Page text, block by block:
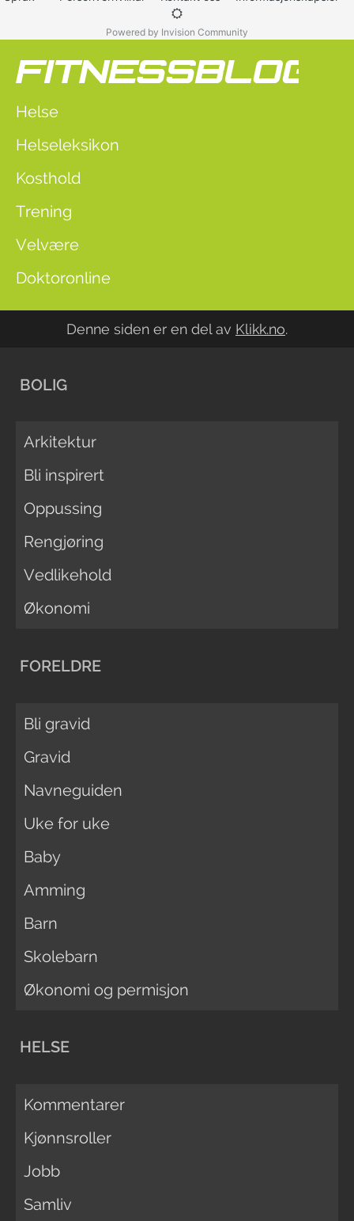
Powered by Invision Community
Helse
Helseleksikon
Kosthold
Trening
Velvære
Doktoronline
Denne siden er en del av Klikk.no.
BOLIG
Arkitektur
Bli inspirert
Oppussing
Rengjøring
Vedlikehold
Økonomi
FORELDRE
Bli gravid
Gravid
Navneguiden
Uke for uke
Baby
Amming
Barn
Skolebarn
Økonomi og permisjon
HELSE
Kommentarer
Kjønnsroller
Jobb
Samliv